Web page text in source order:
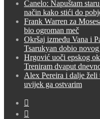
Canelo: Napuštam
način kako stići do
Frank Warren za
bio ogroman meč
Okršaj između Vana i
Tsarukyan dobio
Hrgović uoči epskog
Treniram dvaput
Alex Pereira i dalje
uvijek ga ostvarim